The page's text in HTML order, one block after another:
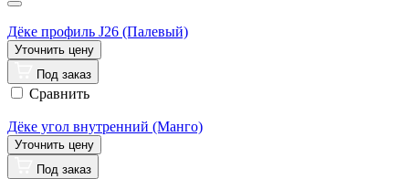
Дёке профиль J26 (Палевый)
Под заказ
Сравнить
Дёке угол внутренний (Манго)
Под заказ